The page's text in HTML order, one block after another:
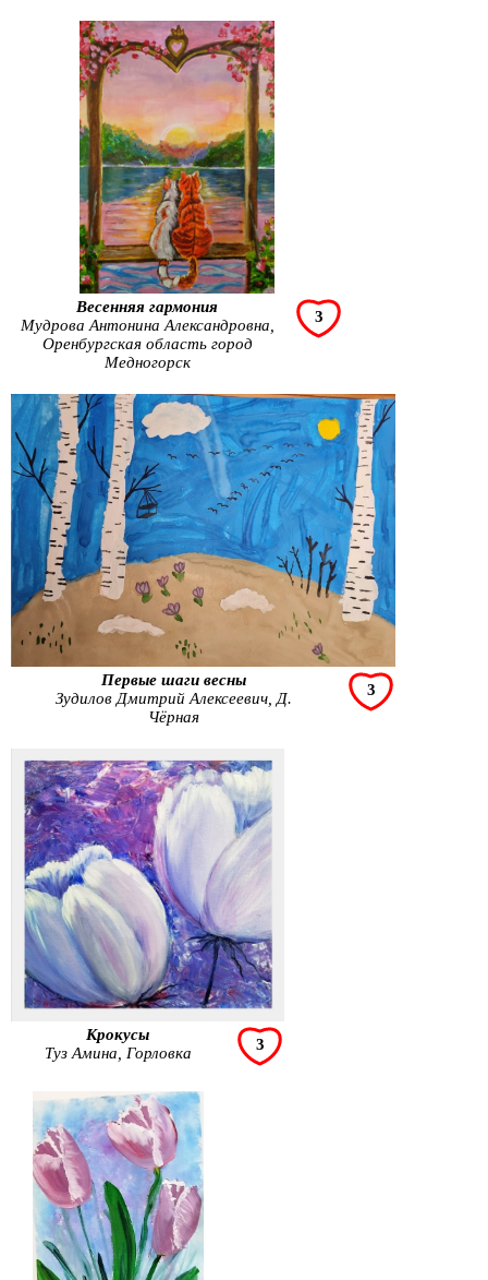
3
Весенняя гармония
Мудрова Антонина Александровна,
Оренбургская область город
Медногорск
3
Первые шаги весны
Зудилов Дмитрий Алексеевич, Д.
Чёрная
3
Крокусы
Туз Амина, Горловка